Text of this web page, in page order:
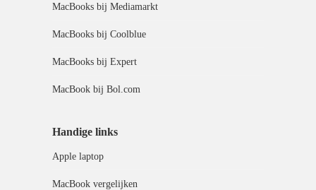
MacBooks bij Mediamarkt
MacBooks bij Coolblue
MacBooks bij Expert
MacBook bij Bol.com
Handige links
Apple laptop
MacBook vergelijken